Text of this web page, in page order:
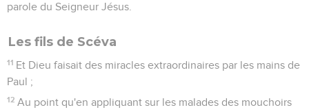
parole du Seigneur Jésus.
Les fils de Scéva
11 Et Dieu faisait des miracles extraordinaires par les mains de
Paul ;
12 Au point qu'en appliquant sur les malades des mouchoirs